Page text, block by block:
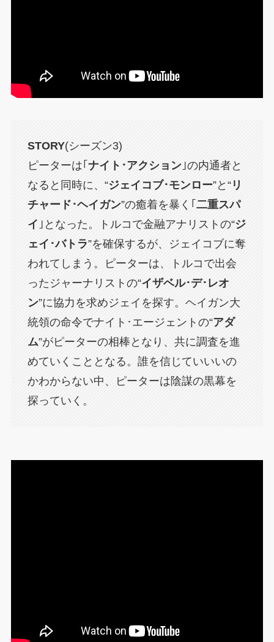
STORY(シーズン3)
ピーターは｢ ナイト･アクション｣の内通者と
なると同時に、“ジェイコブ･モンロー”と“リ
チャード･ヘイガン”の癒着を暴く｢ 二重スパ
イ ｣となった。トルコで金融アナリストの“ジ
ェイ･バトラ”を確保するが、ジェイコブに奪
われてしまう。ピーターは、トルコで出会
ったジャーナリストの“イザベル･デ･レオ
ン”に協力を求めジェイを探す。ヘイガン大
統領の命令でナイト･エージェントの“アダ
ム”がピーターの相棒となり、共に調査を進
めていくこととなる。誰を信じていいいの
かわからない中、ピーターは陰謀の黒幕を
探っていく。